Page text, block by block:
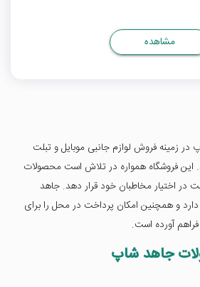
مشاهده
در زمینه فروش لوازم جانبی موبایل و تبلت
این فروشگاه همواره در تلاش است محصولات
در اختیار مخاطبان خود قرار دهد. جاهد
دارد و همچنین امکان پرداخت در محل را برای
آورده است.
جاهد شاپ